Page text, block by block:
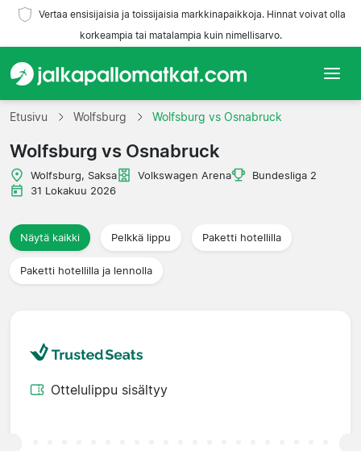
Vertaa ensisijaisia ja toissijaisia markkinapaikkoja. Hinnat voivat olla
korkeampia tai matalampia kuin nimellisarvo.
Etusivu
Joukkueet
Liigat
Matkatoimistoja
Etusivu Wolfsburg Wolfsburg vs Osnabruck
Wolfsburg vs Osnabruck
Wolfsburg, Saksa Volkswagen Arena
Bundesliga 2
31 Lokakuu 2026
Näytä kaikki Pelkkä lippu Paketti hotellilla
Paketti hotellilla ja lennolla
Ottelulippu sisältyy